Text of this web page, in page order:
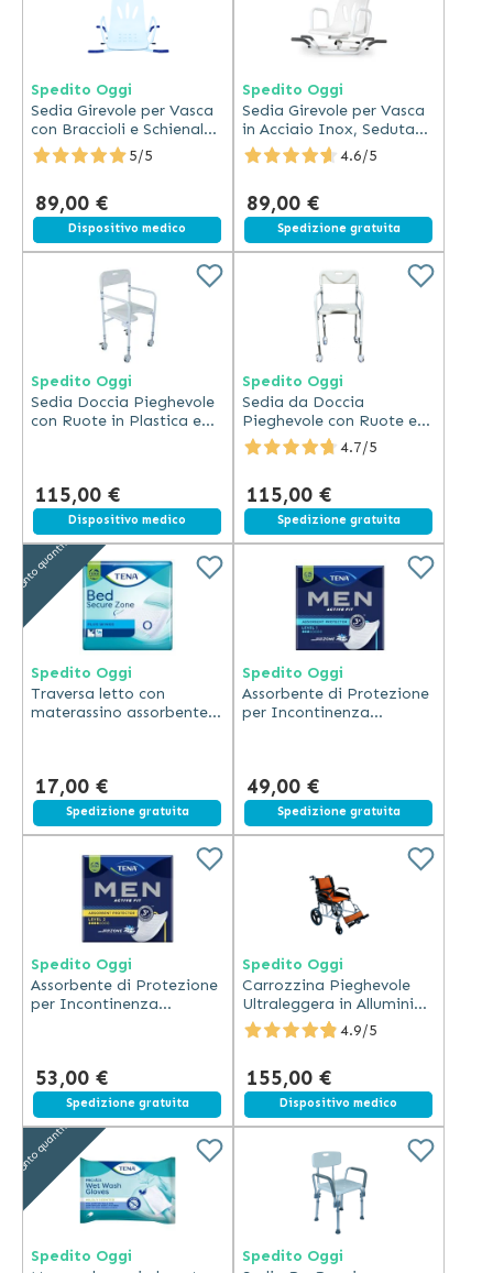
Spedito Oggi
Sedia Girevole per Vasca
con Braccioli e Schienale
Antiscivolo
5/5
89,00 €
Spedizione gratuita
Dispositivo medico
Spedito Oggi
Sedia Girevole per Vasca
in Acciaio Inox, Seduta
40x38 cm
4.6/5
89,00 €
Spedizione gratuita
Spedito Oggi
Sedia Doccia Pieghevole
con Ruote in Plastica e
115,00 €
Spedizione gratuita
Dispositivo medico
Spedito Oggi
Sedia da Doccia
Pieghevole con Ruote e
Freni in Acciaio Bianco
4.7/5
115,00 €
Spedizione gratuita
Sconto quantità
Spedito Oggi
Traversa letto con
materassino assorbente e
17,00 €
Spedizione gratuita
Spedito Oggi
Assorbente di Protezione
per Incontinenza
49,00 €
Spedizione gratuita
Spedito Oggi
Assorbente di Protezione
per Incontinenza
53,00 €
Spedizione gratuita
Spedito Oggi
Carrozzina Pieghevole
Ultraleggera in Alluminio
con Freni e Cintura
4.9/5
155,00 €
Spedizione gratuita
Dispositivo medico
Sconto quantità
Spedito Oggi
Spedito Oggi